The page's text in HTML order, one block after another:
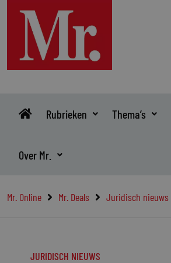
inhoud
Rubrieken Thema’s
Over Mr.
Mr. Online Mr. Deals Juridisch nieuws
JURIDISCH NIEUWS